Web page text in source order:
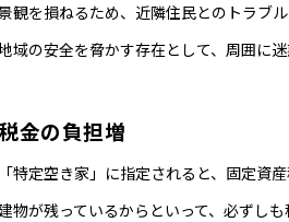
観を損ねるため、近隣住民とのトラブ
域の安全を脅かす存在として、周囲に
税金の負担増
「特定空き家」に指定されると、固定資
物が残っているからといって、必ずし